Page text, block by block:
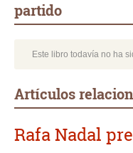
partido
Este libro todavía no ha
Artículos
Rafa Nadal